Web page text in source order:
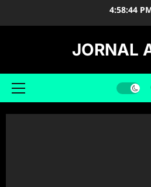
4:58:44
JORNAL
Primary